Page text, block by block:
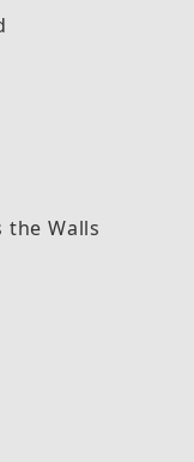
the Walls